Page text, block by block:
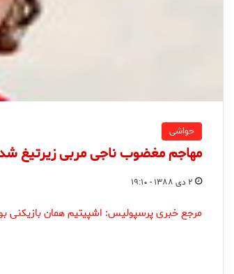
حواشی
مهاجم مغضوب ناجی مربی زیرتیغ
۲ دی ۱۳۸۸ - ۱۹:۱۰
مرجع خبری پرسپولیس: اشپیتیم همان بازیکنی